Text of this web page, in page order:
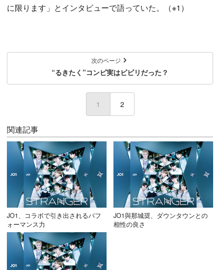
に限ります」とインタビューで語っていた。（※1）
次のページ
“るきたく”コンビ実はビビリだった？
1 (current)
2
関連記事
JO1、コラボで引き出されるパフ
ォーマンス力
JO1與那城奨、ダウンタウンとの
相性の良さ